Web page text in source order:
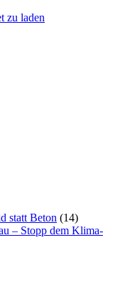
zu laden
statt Beton (14)
– Stopp dem Klima-